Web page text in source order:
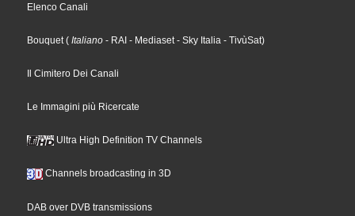
Elenco Canali
Bouquet ( Italiano - RAI - Mediaset - Sky Italia - TivùSat)
Il Cimitero Dei Canali
Le Immagini più Ricercate
Ultra High Definition TV Channels
Channels broadcasting in 3D
DAB over DVB transmissions